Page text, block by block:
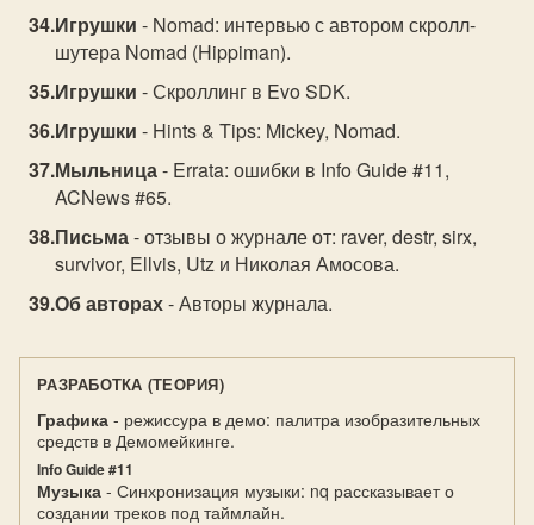
Игрушки - Nomad: интервью с автором скролл-
шутера Nomad (Hippiman).
Игрушки - Скроллинг в Evo SDK.
Игрушки - Hints & Tips: Mickey, Nomad.
Мыльница- Errata: ошибки в Info Guide #11,
ACNews #65.
Письма- отзывы о журнале от: raver, destr, sirx,
survivor, Ellvis, Utz и Николая Амосова.
Об авторах- Авторы журнала.
РАЗРАБОТКА (ТЕОРИЯ)
Графика - режиссура в демо: палитра изобразительных
средств в Демомейкинге.
Info Guide #11
Музыка - Синхронизация музыки: nq рассказывает о
создании треков под таймлайн.